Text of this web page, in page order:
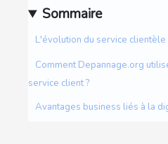
Sommaire
L'évolution du service
Comment Depannage.org
service client ?
Avantages business liés à la